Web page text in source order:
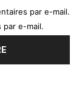
par e-mail.
par e-mail.